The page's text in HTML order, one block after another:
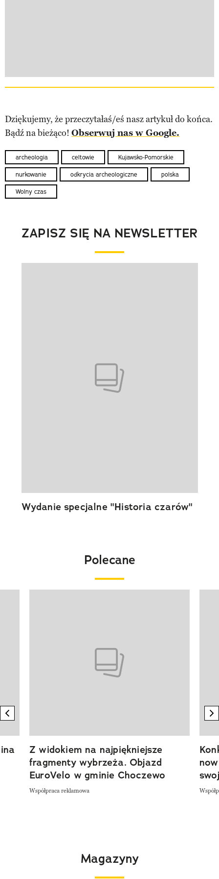
Dziękujemy, że przeczytałaś/eś nasz artykuł do końca.
Bądź na bieżąco! Obserwuj nas w Google.
archeologia celtowie Kujawsko-Pomorskie
nurkowanie odkrycia archeologiczne polska
Wolny czas
ZAPISZ SIĘ NA NEWSLETTER
Wydanie specjalne "Historia czarów"
Polecane
previous element
Z widokiem na najpiękniejsze
fragmenty wybrzeża. Objazd
EuroVelo w gminie Choczewo
Współpraca reklamowa
Magazyny